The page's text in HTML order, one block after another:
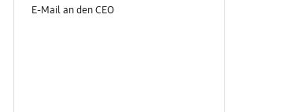
E-Mail an den CEO